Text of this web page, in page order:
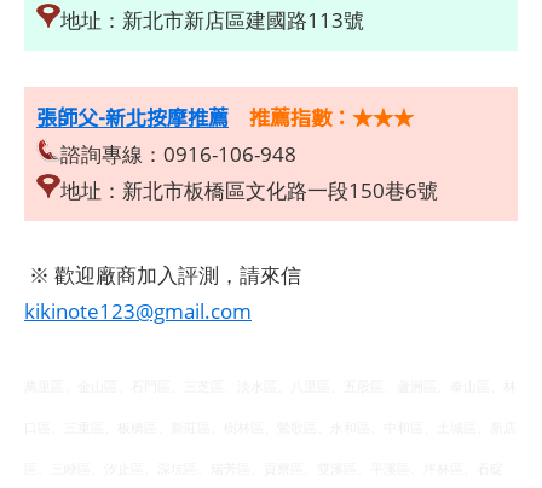
地址：新北市新店區建國路113號
張師父-新北按摩推薦 推薦指數：★★★
諮詢專線：0916-106-948
地址：新北市板橋區文化路一段150巷6號
※ 歡迎廠商加入評測，請來信
kikinote123@gmail.com